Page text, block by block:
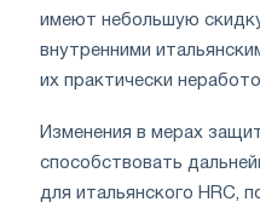
имеют небольшую
внутренними
их практически
Изменения в мерах
способствовать
для итальянского HRC,